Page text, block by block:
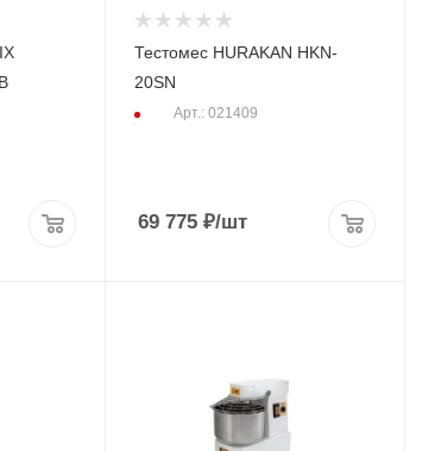
Тестомес HURAKAN HKN-
20SN
Арт.: 021409
69 775 ₽/шт